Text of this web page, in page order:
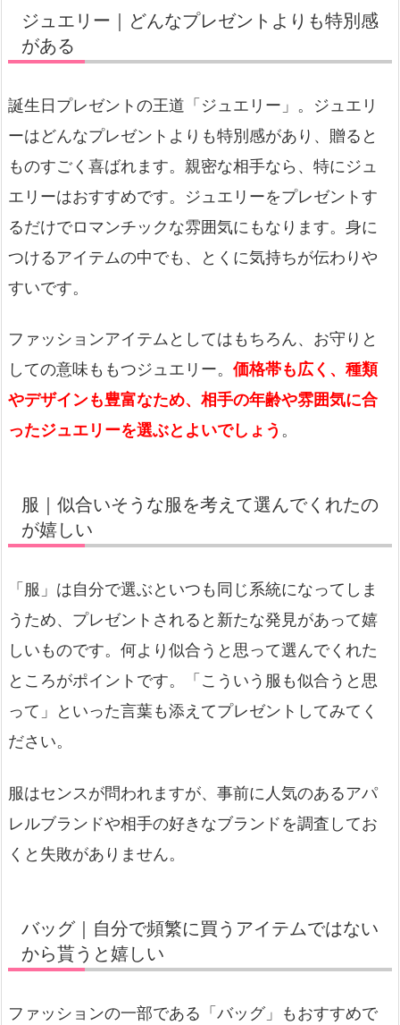
ジュエリー｜どんなプレゼントよりも特別感
がある
誕生日プレゼントの王道「ジュエリー」。ジュエリ
ーはどんなプレゼントよりも特別感があり、贈ると
ものすごく喜ばれます。親密な相手なら、特にジュ
エリーはおすすめです。ジュエリーをプレゼントす
るだけでロマンチックな雰囲気にもなります。身に
つけるアイテムの中でも、とくに気持ちが伝わりや
すいです。
ファッションアイテムとしてはもちろん、お守りと
しての意味ももつジュエリー。 価格帯も広く、種類
やデザインも豊富なため、相手の年齢や雰囲気に合
ったジュエリーを選ぶとよいでしょう 。
服｜似合いそうな服を考えて選んでくれたの
が嬉しい
「服」は自分で選ぶといつも同じ系統になってしま
うため、プレゼントされると新たな発見があって嬉
しいものです。何より似合うと思って選んでくれた
ところがポイントです。「こういう服も似合うと思
って」といった言葉も添えてプレゼントしてみてく
ださい。
服はセンスが問われますが、事前に人気のあるアパ
レルブランドや相手の好きなブランドを調査してお
くと失敗がありません。
バッグ｜自分で頻繁に買うアイテムではない
から貰うと嬉しい
ファッションの一部である「バッグ」もおすすめで